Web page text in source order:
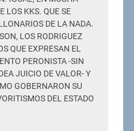
LOS KKS. QUE SE
DE LA NADA.
LOS RODRIGUEZ
QUE EXPRESAN EL
PERONISTA -SIN
JUICIO DE VALOR- Y
GOBERNARON SU
DEL ESTADO